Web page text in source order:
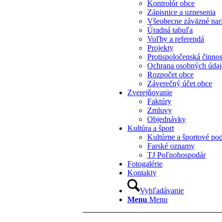
Kontrolór obce
Zápisnice a uznesenia
Všeobecne záväzné
Úradná tabuľa
Voľby a referendá
Projekty
Protispoločenská
Ochrana osobných
Rozpočet obce
Záverečný účet obce
Zverejňovanie
Faktúry
Zmluvy
Objednávky
Kultúra a šport
Kultúrne a športové
Farské oznamy
TJ Poľnohospodár
Fotogalérie
Kontakty
Vyhľadávanie
Menu Menu